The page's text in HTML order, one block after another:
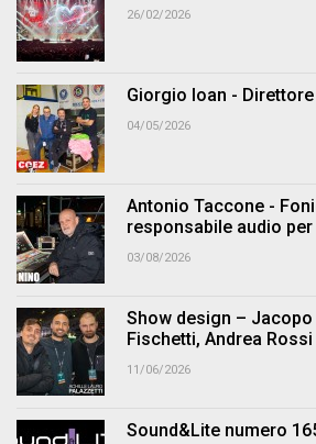
26/02/2026
Giorgio Ioan -
04/05/2026
Antonio Taccone -
responsabile audio per
03/08/2026
Show design – Jacopo
Fischetti, Andrea Rossi
11/06/2026
Sound&Lite numero